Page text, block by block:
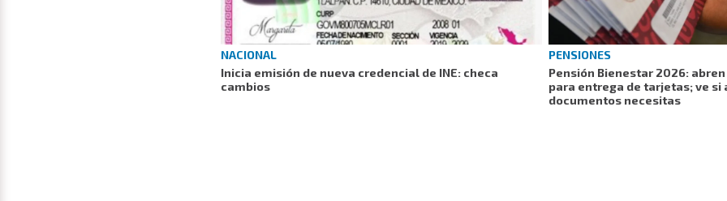
NACIONAL
Inicia emisión de nueva credencial de INE: checa
cambios
PENSIONES
Pensión Bienestar 2026:
para entrega de tarjetas; ve si
documentos necesitas